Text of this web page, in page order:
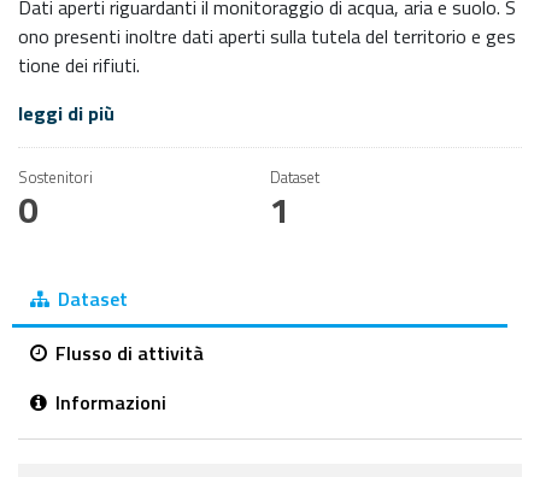
Dati aperti riguardanti il monitoraggio di acqua, aria e suolo. S
ono presenti inoltre dati aperti sulla tutela del territorio e ges
tione dei rifiuti.
leggi di più
Sostenitori
0
Dataset
1
Dataset
Flusso di attività
Informazioni